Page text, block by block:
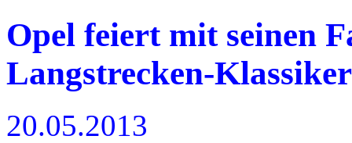
Opel feiert mit seinen
Langstrecken-Klassiker
20.05.2013